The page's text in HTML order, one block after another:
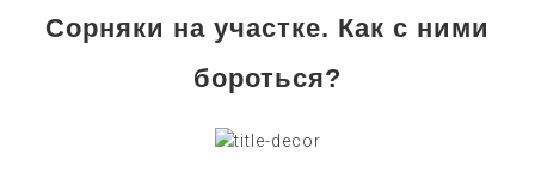
Сорняки на участке. Как с ними
бороться?